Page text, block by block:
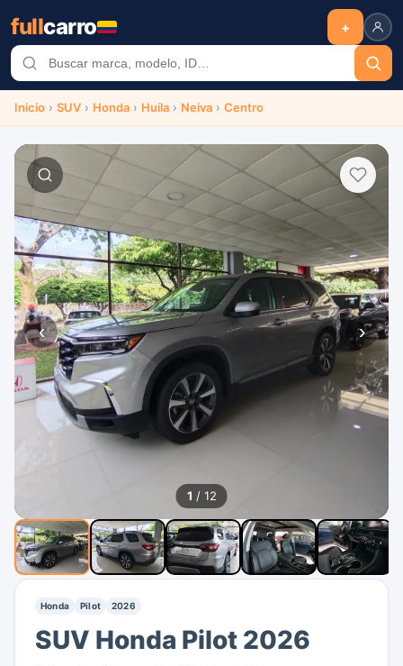
fullcarro +
Inicio › SUV › Honda › Huila › Neiva › Centro
‹ ›
1 / 12
Honda Pilot 2026
SUV Honda Pilot 2026